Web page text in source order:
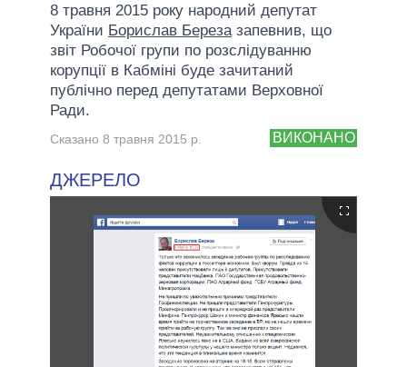
ВСІ ПЕРСОНИ
8 травня 2015 року народний депутат
України Борислав Береза запевнив, що
звіт Робочої групи по розслідуванню
корупції в Кабміні буде зачитаний
публічно перед депутатами Верховної
Ради.
ВИКОНАНО
Сказано 8 травня 2015 р.
ДЖЕРЕЛО